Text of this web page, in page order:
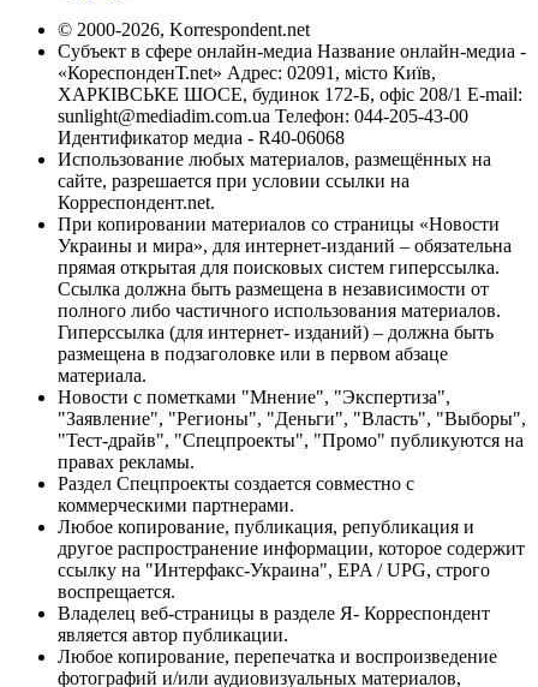
© 2000-2026, Korrespondent.net
Субъект в сфере онлайн-медиа Название онлайн-медиа -
«КореспонденТ.net» Адрес: 02091, місто Київ,
ХАРКІВСЬКЕ ШОСЕ, будинок 172-Б, офіс 208/1 E-mail:
sunlight@mediadim.com.ua Телефон: 044-205-43-00
Идентификатор медиа - R40-06068
Использование любых материалов, размещённых на
сайте, разрешается при условии ссылки на
Корреспондент.net.
При копировании материалов со страницы «Новости
Украины и мира», для интернет-изданий – обязательна
прямая открытая для поисковых систем гиперссылка.
Ссылка должна быть размещена в независимости от
полного либо частичного использования материалов.
Гиперссылка (для интернет- изданий) – должна быть
размещена в подзаголовке или в первом абзаце
материала.
Новости с пометками "Мнение", "Экспертиза",
"Заявление", "Регионы", "Деньги", "Власть", "Выборы",
"Тест-драйв", "Спецпроекты", "Промо" публикуются на
правах рекламы.
Раздел Спецпроекты создается совместно с
коммерческими партнерами.
Любое копирование, публикация, републикация и
другое распространение информации, которое содержит
ссылку на "Интерфакс-Украина", EPA / UPG, строго
воспрещается.
Владелец веб-страницы в разделе Я- Корреспондент
является автор публикации.
Любое копирование, перепечатка и воспроизведение
фотографий и/или аудиовизуальных материалов,